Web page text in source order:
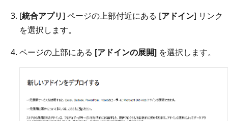
[統合アプリ] ページの上部付近にある [アドイン] リンク
を選択します。
ページの上部にある [アドインの展開] を選択します。